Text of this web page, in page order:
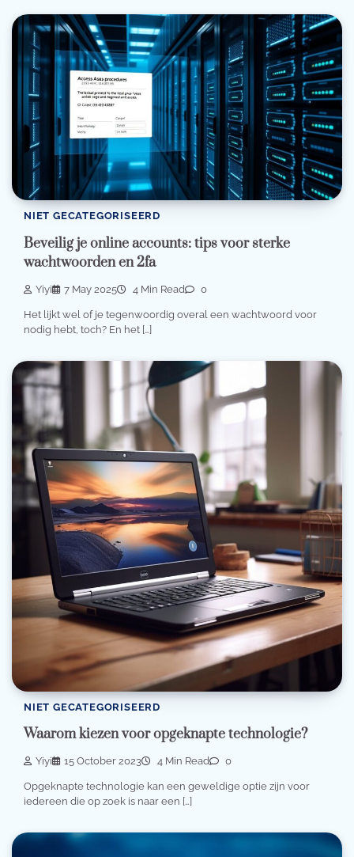
NIET GECATEGORISEERD
Beveilig je online accounts: tips voor sterke
wachtwoorden en 2fa
Yiyi 7 May 2025 4 Min Read 0
Het lijkt wel of je tegenwoordig overal een wachtwoord voor
nodig hebt, toch? En het […]
NIET GECATEGORISEERD
Waarom kiezen voor opgeknapte technologie?
Yiyi 15 October 2023 4 Min Read 0
Opgeknapte technologie kan een geweldige optie zijn voor
iedereen die op zoek is naar een […]